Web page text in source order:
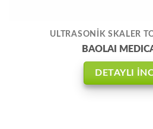
ULTRASONİK SKALER
BAOLAI
DETAYLI